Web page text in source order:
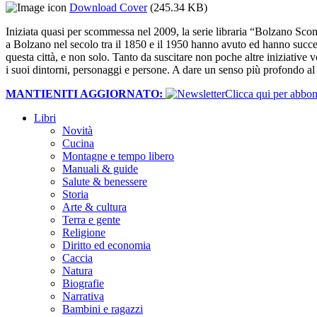
Download Cover (245.34 KB)
Iniziata quasi per scommessa nel 2009, la serie libraria “Bolzano
a Bolzano nel secolo tra il 1850 e il 1950 hanno avuto ed hanno
questa città, e non solo. Tanto da suscitare non poche altre
i suoi dintorni, personaggi e persone. A dare un senso più profondo
MANTIENITI AGGIORNATO:
​Clicca qui per
Libri
Novità
Cucina
Montagne e tempo libero
Manuali & guide
Salute & benessere
Storia
Arte & cultura
Terra e gente
Religione
Diritto ed economia
Caccia
Natura
Biografie
Narrativa
Bambini e ragazzi